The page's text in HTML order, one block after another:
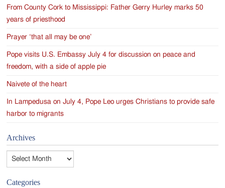
From County Cork to Mississippi: Father Gerry Hurley marks 50
years of priesthood
Prayer ‘that all may be one’
Pope visits U.S. Embassy July 4 for discussion on peace and
freedom, with a side of apple pie
Naivete of the heart
In Lampedusa on July 4, Pope Leo urges Christians to provide safe
harbor to migrants
Archives
Archives
Categories